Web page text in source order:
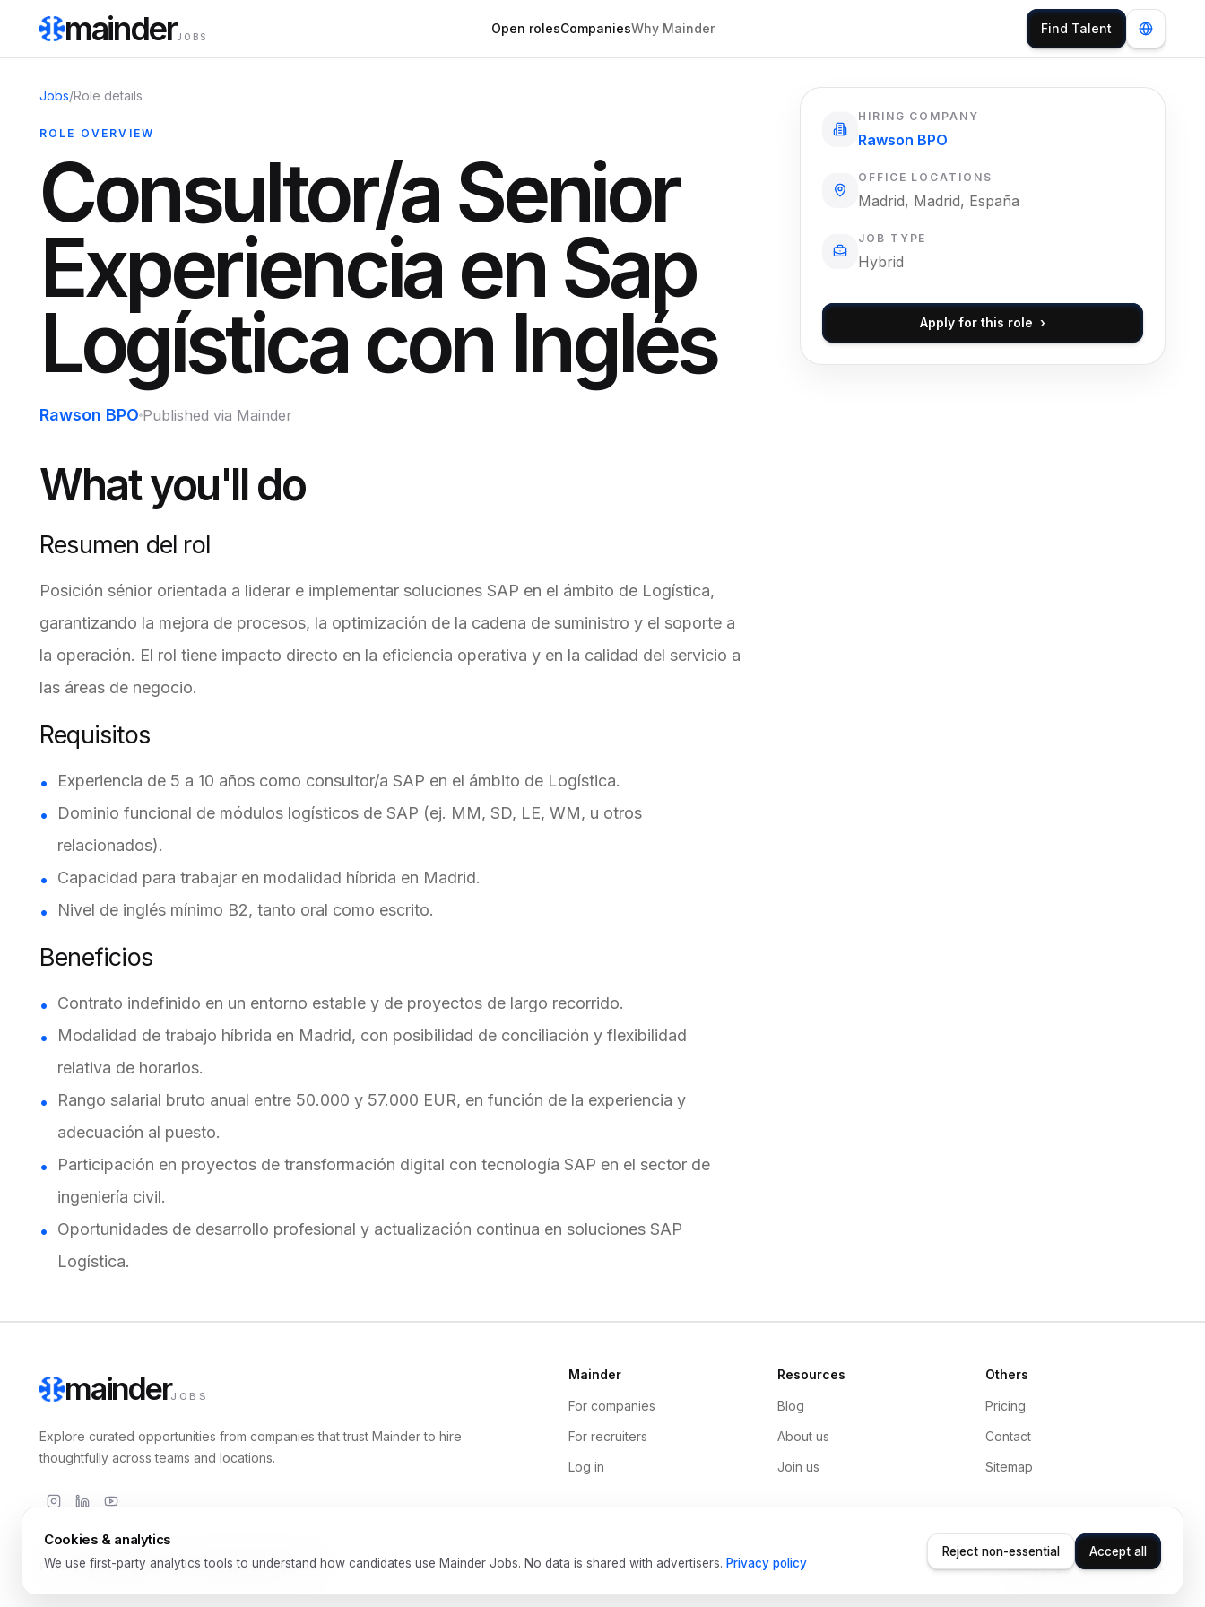
mainderJOBS
Open rolesCompaniesWhy Mainder Find Talent
Jobs/Role details
ROLE OVERVIEW
Consultor/a Senior
Experiencia en Sap
Logística con Inglés
Rawson BPO Published via Mainder
What you'll do
Resumen del rol
Posición sénior orientada a liderar e implementar soluciones SAP en el ámbito de Logística,
garantizando la mejora de procesos, la optimización de la cadena de suministro y el soporte a
la operación. El rol tiene impacto directo en la eficiencia operativa y en la calidad del servicio a
las áreas de negocio.
Requisitos
Experiencia de 5 a 10 años como consultor/a SAP en el ámbito de Logística.
Dominio funcional de módulos logísticos de SAP (ej. MM, SD, LE, WM, u otros
relacionados).
Capacidad para trabajar en modalidad híbrida en Madrid.
Nivel de inglés mínimo B2, tanto oral como escrito.
Beneficios
Contrato indefinido en un entorno estable y de proyectos de largo recorrido.
Modalidad de trabajo híbrida en Madrid, con posibilidad de conciliación y flexibilidad
relativa de horarios.
Rango salarial bruto anual entre 50.000 y 57.000 EUR, en función de la experiencia y
adecuación al puesto.
Participación en proyectos de transformación digital con tecnología SAP en el sector de
ingeniería civil.
Oportunidades de desarrollo profesional y actualización continua en soluciones SAP
Logística.
HIRING COMPANY
Rawson BPO
OFFICE LOCATIONS
Madrid, Madrid, España
JOB TYPE
Hybrid
Apply for this role ›
mainderJOBS
Explore curated opportunities from companies that trust Mainder to hire
thoughtfully across teams and locations.
Mainder
For companies
For recruiters
Log in
Resources
Blog
About us
Join us
Others
Pricing
Contact
Sitemap
Privacy PolicyHelpTerms of UseLegalData Protection © Copyright 2026 Mainder SL
Cookies & analytics
We use first-party analytics tools to understand how candidates use Mainder Jobs. No data is shared with advertisers. Privacy policy
Reject non-essential Accept all